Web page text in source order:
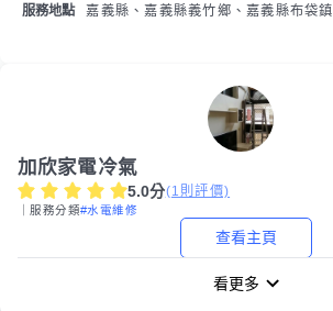
服務地點
嘉義縣、嘉義縣義竹鄉、嘉義縣布袋鎮
加欣家電冷氣
5.0分(1 則評價)
｜服務分類#水電維修
查看主頁
看更多